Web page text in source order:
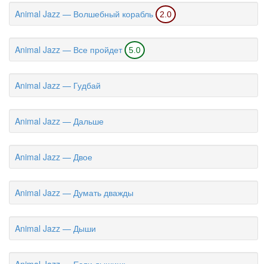
Animal Jazz — Волшебный корабль 2.0
Animal Jazz — Все пройдет 5.0
Animal Jazz — Гудбай
Animal Jazz — Дальше
Animal Jazz — Двое
Animal Jazz — Думать дважды
Animal Jazz — Дыши